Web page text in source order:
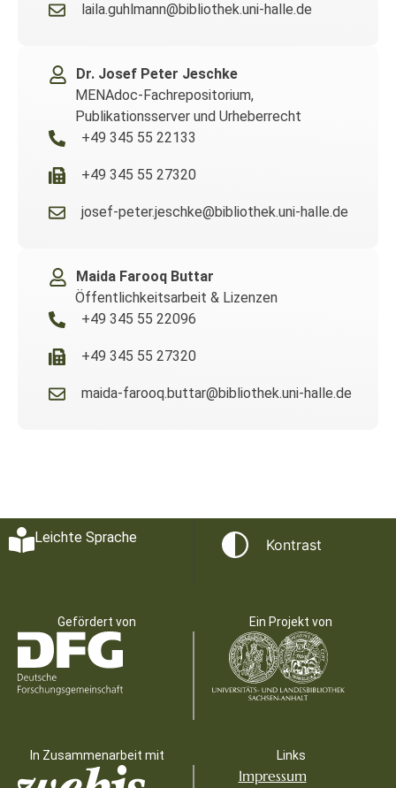
laila.guhlmann@bibliothek.uni-halle.de
Dr. Josef Peter Jeschke
MENAdoc-Fachrepositorium,
Publikationsserver und Urheberrecht
+49 345 55 22133
+49 345 55 27320
josef-peter.jeschke@bibliothek.uni-halle.de
Maida Farooq Buttar
Öffentlichkeitsarbeit & Lizenzen
+49 345 55 22096
+49 345 55 27320
maida-farooq.buttar@bibliothek.uni-halle.de
Leichte Sprache Kontrast
Gefördert von Ein Projekt von
In Zusammenarbeit mit Links
Impressum